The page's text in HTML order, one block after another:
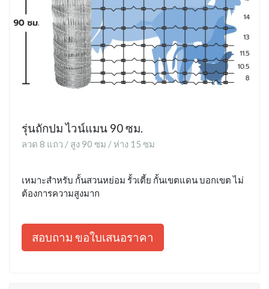
รุ่นถักปม ไวน์แมน 90 ซม.
ลวด 8 แถว / สูง 90 ซม / ห่าง 15 ซม
เหมาะสำหรับ กั้นสวนหย่อม รั้วเตี้ย กั้นเขตแดน บอกเขต ไม่
ต้องการความสูงมาก
สอบถาม ขอใบเสนอราคา